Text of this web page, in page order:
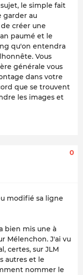
le simple fait
garder au
créer une
paumé et le
qu'on entendra
Vous
générale vous
dans votre
que se trouvent
les images et
0
modifié sa ligne
bien mis une à
Mélenchon. J'ai vu
certes, sur JLM
autres et le
nommer le